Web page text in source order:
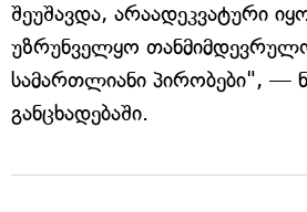
შეუშავდა, არაადეკვატური
უზრუნველყო
სამართლიანი პირობები", —
განცხადებაში.